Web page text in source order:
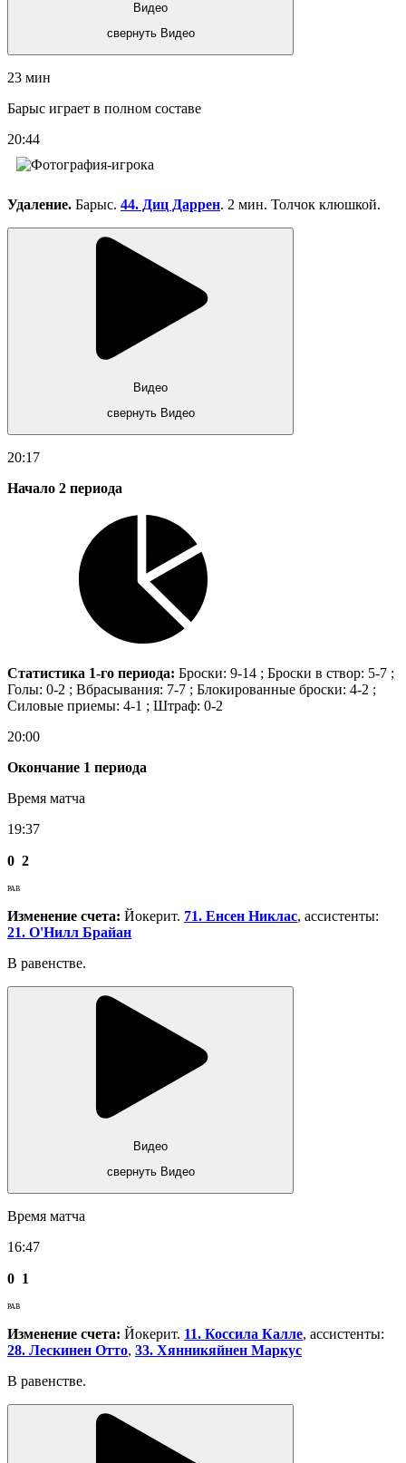
Видео
свернуть Видео
23 мин
Барыс играет в полном составе
20:44
Удаление. Барыс. 44. Диц Даррен. 2 мин. Толчок клюшкой.
Видео
свернуть Видео
20:17
Начало 2 периода
Статистика 1-го периода: Броски: 9-14 ; Броски в створ: 5-7 ;
Голы: 0-2 ; Вбрасывания: 7-7 ; Блокированные броски: 4-2 ;
Силовые приемы: 4-1 ; Штраф: 0-2
20:00
Окончание 1 периода
Время матча
19:37
0 2
РАВ
Изменение счета: Йокерит. 71. Енсен Никлас, ассистенты:
21. О'Нилл Брайан
В равенстве.
Видео
свернуть Видео
Время матча
16:47
0 1
РАВ
Изменение счета: Йокерит. 11. Коссила Калле, ассистенты:
28. Лескинен Отто, 33. Хянникяйнен Маркус
В равенстве.